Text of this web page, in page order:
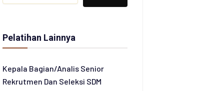
Pelatihan Lainnya
Kepala Bagian/Analis Senior
Rekrutmen Dan Seleksi SDM